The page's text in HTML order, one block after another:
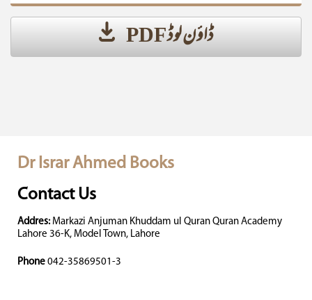
ڈاؤن لوڈ PDF
Dr Israr Ahmed Books
Contact Us
Addres: Markazi Anjuman Khuddam ul Quran Quran Academy
Lahore 36-K, Model Town, Lahore
Phone 042-35869501-3